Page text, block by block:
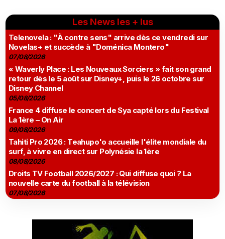
Les News les + lus
Telenovela : "À contre sens" arrive dès ce vendredi sur
Novelas+ et succède à "Doménica Montero"
07/08/2026
« Waverly Place : Les Nouveaux Sorciers » fait son grand
retour dès le 5 août sur Disney+, puis le 26 octobre sur
Disney Channel
05/08/2026
France 4 diffuse le concert de Sya capté lors du Festival
La 1ère – On Air
09/08/2026
Tahiti Pro 2026 : Teahupo'o accueille l'élite mondiale du
surf, à vivre en direct sur Polynésie la 1ère
08/08/2026
Droits TV Football 2026/2027 : Qui diffuse quoi ? La
nouvelle carte du football à la télévision
07/08/2026